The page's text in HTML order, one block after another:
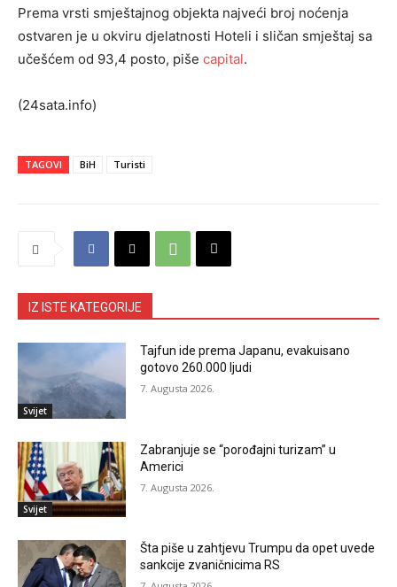
Prema vrsti smještajnog objekta najveći broj noćenja
ostvaren je u okviru djelatnosti Hoteli i sličan smještaj sa
učešćem od 93,4 posto, piše capital.
(24sata.info)
TAGOVI BiH Turisti
IZ ISTE KATEGORIJE
Svijet
Tajfun ide prema Japanu, evakuisano
gotovo 260.000 ljudi
7. Augusta 2026.
Svijet
Zabranjuje se “porođajni turizam” u
Americi
7. Augusta 2026.
Šta piše u zahtjevu Trumpu da opet uvede
sankcije zvaničnicima RS